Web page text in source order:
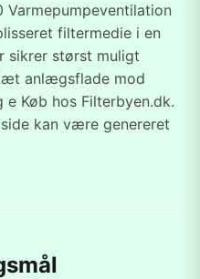
Varmepumpeventilation
filtermedie i en
sikrer størst muligt
anlægsflade mod
Køb hos Filterbyen.dk.
kan være genereret